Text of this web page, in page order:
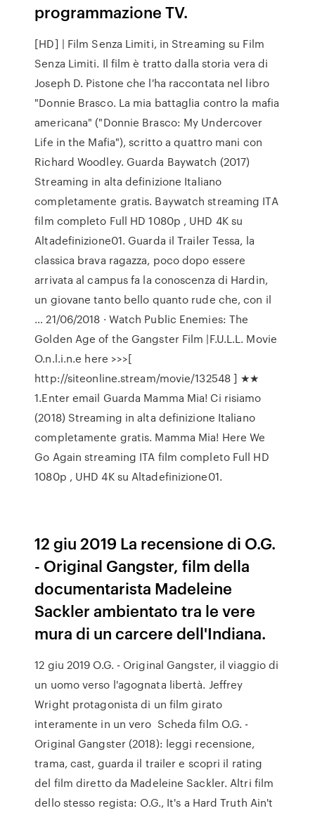
programmazione TV.
[HD] | Film Senza Limiti, in Streaming su Film
Senza Limiti. Il film è tratto dalla storia vera di
Joseph D. Pistone che l'ha raccontata nel libro
"Donnie Brasco. La mia battaglia contro la mafia
americana" ("Donnie Brasco: My Undercover
Life in the Mafia"), scritto a quattro mani con
Richard Woodley. Guarda Baywatch (2017)
Streaming in alta definizione Italiano
completamente gratis. Baywatch streaming ITA
film completo Full HD 1080p , UHD 4K su
Altadefinizione01. Guarda il Trailer Tessa, la
classica brava ragazza, poco dopo essere
arrivata al campus fa la conoscenza di Hardin,
un giovane tanto bello quanto rude che, con il
… 21/06/2018 · Watch Public Enemies: The
Golden Age of the Gangster Film |F.U.L.L. Movie
O.n.l.i.n.e here >>>[
http://siteonline.stream/movie/132548 ] ★★
1.Enter email Guarda Mamma Mia! Ci risiamo
(2018) Streaming in alta definizione Italiano
completamente gratis. Mamma Mia! Here We
Go Again streaming ITA film completo Full HD
1080p , UHD 4K su Altadefinizione01.
12 giu 2019 La recensione di O.G.
- Original Gangster, film della
documentarista Madeleine
Sackler ambientato tra le vere
mura di un carcere dell'Indiana.
12 giu 2019 O.G. - Original Gangster, il viaggio di
un uomo verso l'agognata libertà. Jeffrey
Wright protagonista di un film girato
interamente in un vero Scheda film O.G. -
Original Gangster (2018): leggi recensione,
trama, cast, guarda il trailer e scopri il rating
del film diretto da Madeleine Sackler. Altri film
dello stesso regista: O.G., It's a Hard Truth Ain't